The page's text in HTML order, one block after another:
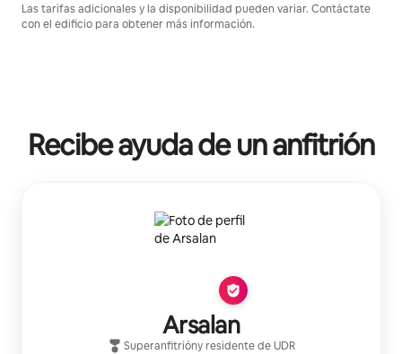
Las tarifas adicionales y la disponibilidad pueden variar. Contáctate
con el edificio para obtener más información.
Recibe ayuda de un anfitrión
Arsalan
Superanfitrióny residente deUDR